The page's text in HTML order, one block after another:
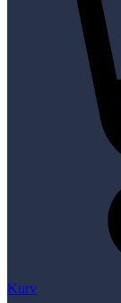
Kurv